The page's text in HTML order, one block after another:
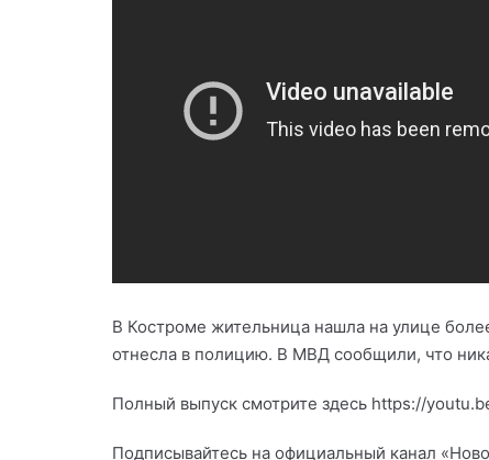
В Костроме жительница нашла на улице
отнесла в полицию. В МВД сообщили, что
Полный выпуск смотрите здесь https://
Подписывайтесь на официальный канал